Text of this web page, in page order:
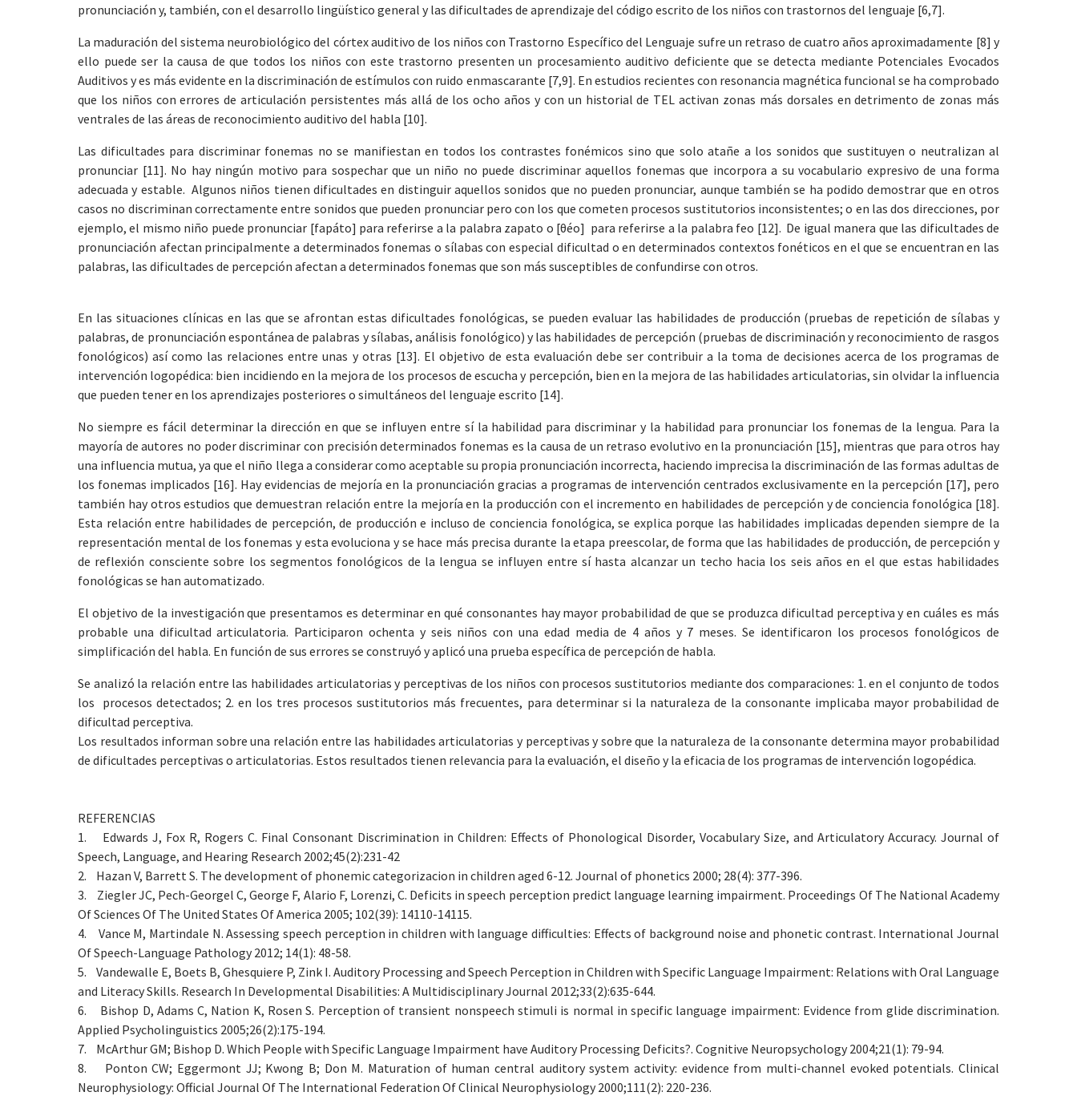
pronunciación y, también, con el desarrollo lingüístico general y las dificultades de aprendizaje del código escrito de los niños con trastornos del lenguaje [6,7].
La maduración del sistema neurobiológico del córtex auditivo de los niños con Trastorno Específico del Lenguaje sufre un retraso de cuatro años aproximadamente [8] y
ello puede ser la causa de que todos los niños con este trastorno presenten un procesamiento auditivo deficiente que se detecta mediante Potenciales Evocados
Auditivos y es más evidente en la discriminación de estímulos con ruido enmascarante [7,9]. En estudios recientes con resonancia magnética funcional se ha comprobado
que los niños con errores de articulación persistentes más allá de los ocho años y con un historial de TEL activan zonas más dorsales en detrimento de zonas más
ventrales de las áreas de reconocimiento auditivo del habla [10].
Las dificultades para discriminar fonemas no se manifiestan en todos los contrastes fonémicos sino que solo atañe a los sonidos que sustituyen o neutralizan al
pronunciar [11]. No hay ningún motivo para sospechar que un niño no puede discriminar aquellos fonemas que incorpora a su vocabulario expresivo de una forma
adecuada y estable. Algunos niños tienen dificultades en distinguir aquellos sonidos que no pueden pronunciar, aunque también se ha podido demostrar que en otros
casos no discriminan correctamente entre sonidos que pueden pronunciar pero con los que cometen procesos sustitutorios inconsistentes; o en las dos direcciones, por
ejemplo, el mismo niño puede pronunciar [fapáto] para referirse a la palabra zapato o [θéo] para referirse a la palabra feo [12]. De igual manera que las dificultades de
pronunciación afectan principalmente a determinados fonemas o sílabas con especial dificultad o en determinados contextos fonéticos en el que se encuentran en las
palabras, las dificultades de percepción afectan a determinados fonemas que son más susceptibles de confundirse con otros.
En las situaciones clínicas en las que se afrontan estas dificultades fonológicas, se pueden evaluar las habilidades de producción (pruebas de repetición de sílabas y
palabras, de pronunciación espontánea de palabras y sílabas, análisis fonológico) y las habilidades de percepción (pruebas de discriminación y reconocimiento de rasgos
fonológicos) así como las relaciones entre unas y otras [13]. El objetivo de esta evaluación debe ser contribuir a la toma de decisiones acerca de los programas de
intervención logopédica: bien incidiendo en la mejora de los procesos de escucha y percepción, bien en la mejora de las habilidades articulatorias, sin olvidar la influencia
que pueden tener en los aprendizajes posteriores o simultáneos del lenguaje escrito [14].
No siempre es fácil determinar la dirección en que se influyen entre sí la habilidad para discriminar y la habilidad para pronunciar los fonemas de la lengua. Para la
mayoría de autores no poder discriminar con precisión determinados fonemas es la causa de un retraso evolutivo en la pronunciación [15], mientras que para otros hay
una influencia mutua, ya que el niño llega a considerar como aceptable su propia pronunciación incorrecta, haciendo imprecisa la discriminación de las formas adultas de
los fonemas implicados [16]. Hay evidencias de mejoría en la pronunciación gracias a programas de intervención centrados exclusivamente en la percepción [17], pero
también hay otros estudios que demuestran relación entre la mejoría en la producción con el incremento en habilidades de percepción y de conciencia fonológica [18].
Esta relación entre habilidades de percepción, de producción e incluso de conciencia fonológica, se explica porque las habilidades implicadas dependen siempre de la
representación mental de los fonemas y esta evoluciona y se hace más precisa durante la etapa preescolar, de forma que las habilidades de producción, de percepción y
de reflexión consciente sobre los segmentos fonológicos de la lengua se influyen entre sí hasta alcanzar un techo hacia los seis años en el que estas habilidades
fonológicas se han automatizado.
El objetivo de la investigación que presentamos es determinar en qué consonantes hay mayor probabilidad de que se produzca dificultad perceptiva y en cuáles es más
probable una dificultad articulatoria. Participaron ochenta y seis niños con una edad media de 4 años y 7 meses. Se identificaron los procesos fonológicos de
simplificación del habla. En función de sus errores se construyó y aplicó una prueba específica de percepción de habla.
Se analizó la relación entre las habilidades articulatorias y perceptivas de los niños con procesos sustitutorios mediante dos comparaciones: 1. en el conjunto de todos
los procesos detectados; 2. en los tres procesos sustitutorios más frecuentes, para determinar si la naturaleza de la consonante implicaba mayor probabilidad de
dificultad perceptiva.
Los resultados informan sobre una relación entre las habilidades articulatorias y perceptivas y sobre que la naturaleza de la consonante determina mayor probabilidad
de dificultades perceptivas o articulatorias. Estos resultados tienen relevancia para la evaluación, el diseño y la eficacia de los programas de intervención logopédica.
REFERENCIAS
1. Edwards J, Fox R, Rogers C. Final Consonant Discrimination in Children: Effects of Phonological Disorder, Vocabulary Size, and Articulatory Accuracy. Journal of
Speech, Language, and Hearing Research 2002;45(2):231-42
2. Hazan V, Barrett S. The development of phonemic categorizacion in children aged 6-12. Journal of phonetics 2000; 28(4): 377-396.
3. Ziegler JC, Pech-Georgel C, George F, Alario F, Lorenzi, C. Deficits in speech perception predict language learning impairment. Proceedings Of The National Academy
Of Sciences Of The United States Of America 2005; 102(39): 14110-14115.
4. Vance M, Martindale N. Assessing speech perception in children with language difficulties: Effects of background noise and phonetic contrast. International Journal
Of Speech-Language Pathology 2012; 14(1): 48-58.
5. Vandewalle E, Boets B, Ghesquiere P, Zink I. Auditory Processing and Speech Perception in Children with Specific Language Impairment: Relations with Oral Language
and Literacy Skills. Research In Developmental Disabilities: A Multidisciplinary Journal 2012;33(2):635-644.
6. Bishop D, Adams C, Nation K, Rosen S. Perception of transient nonspeech stimuli is normal in specific language impairment: Evidence from glide discrimination.
Applied Psycholinguistics 2005;26(2):175-194.
7. McArthur GM; Bishop D. Which People with Specific Language Impairment have Auditory Processing Deficits?. Cognitive Neuropsychology 2004;21(1): 79-94.
8. Ponton CW; Eggermont JJ; Kwong B; Don M. Maturation of human central auditory system activity: evidence from multi-channel evoked potentials. Clinical
Neurophysiology: Official Journal Of The International Federation Of Clinical Neurophysiology 2000;111(2): 220-236.